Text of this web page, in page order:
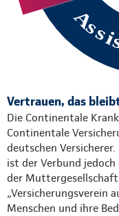
Vertrauen, das
Die Continentale
Continentale
deutschen
ist der Verbund
der
„Versicherungsverein
Menschen und ihre